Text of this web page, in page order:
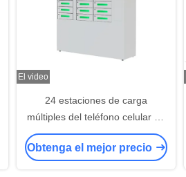
El video
24 estaciones de carga
múltiples del teléfono celular de
las puertas, quiosco de carga
del teléfono móvil para el
Obtenga el mejor precio